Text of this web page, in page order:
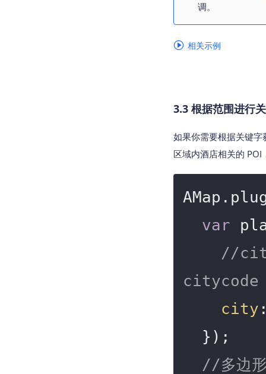
调。
相关示例
3.3 根据范围进行
如果你需要根据关键
区域内酒店相关的 POI
var
//city
citycode
city
//多边形